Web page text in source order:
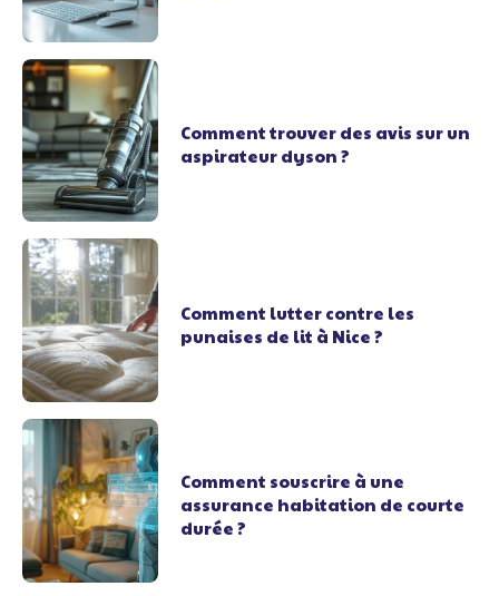
Comment trouver des avis sur un
aspirateur dyson ?
Comment lutter contre les
punaises de lit à Nice ?
Comment souscrire à une
assurance habitation de courte
durée ?